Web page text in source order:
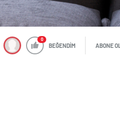
0
BEĞENDİM ABONE OL